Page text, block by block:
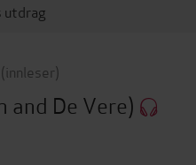
utdrag
(innleser)
and De Vere)